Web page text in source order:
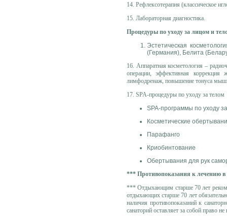
14. Рефлексотерапия (классическое
15. Лабораторная диагностика.
Процедуры по уходу за лицом и
Эстетическая
(Германия), Белита
16. Аппаратная косметология –
операции, эффективная
лимфодренаж, повышение тонуса
17. SPA-процедуры по уходу за телом
SPA-программы по уходу
Косметические
Парафанго
Криобинтование
Обертывания для рук
*** Противопоказания к лечению
*** Отдыхающим старше 70 лет
отдыхающих старше 70 лет
наличия противопоказаний к
санаторий оставляет за собой право